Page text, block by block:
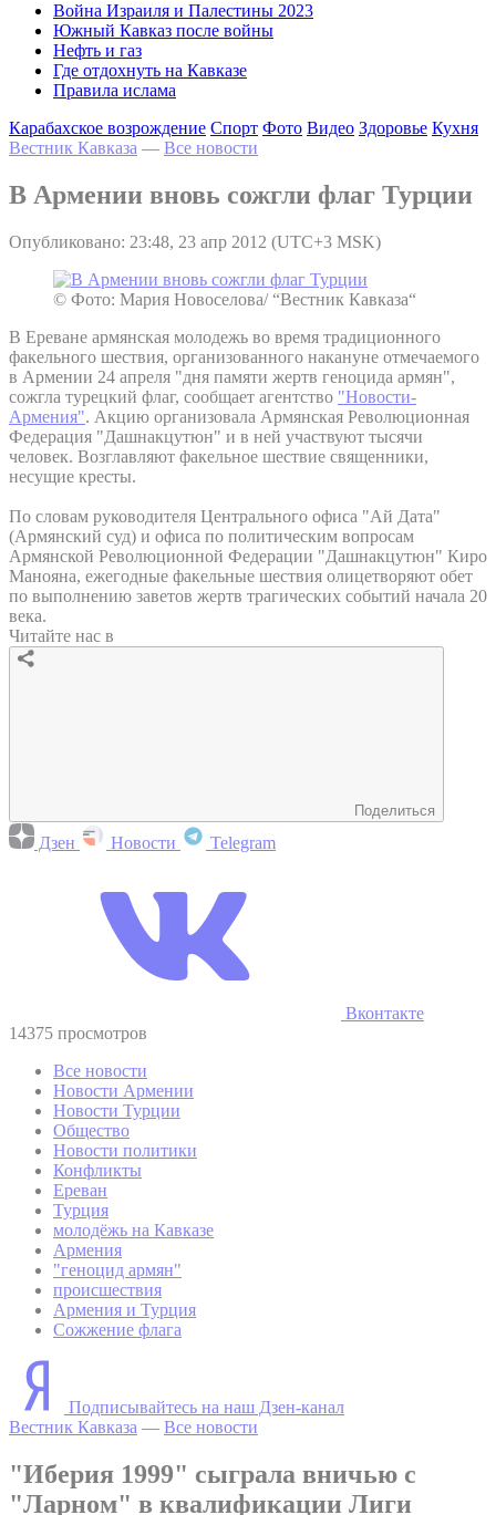
Война Израиля и Палестины 2023
Южный Кавказ после войны
Нефть и газ
Где отдохнуть на Кавказе
Правила ислама
Карабахское возрождение Спорт Фото Видео Здоровье Кухня
Вестник Кавказа — Все новости
В Армении вновь сожгли флаг Турции
Опубликовано: 23:48, 23 апр 2012 (UTC+3 MSK)
© Фото: Мария Новоселова/ “Вестник Кавказа“
В Ереване армянская молодежь во время традиционного
факельного шествия, организованного накануне отмечаемого
в Армении 24 апреля "дня памяти жертв геноцида армян",
сожгла турецкий флаг, сообщает агентство "Новости-
Армения". Акцию организовала Армянская Революционная
Федерация "Дашнакцутюн" и в ней участвуют тысячи
человек. Возглавляют факельное шествие священники,
несущие кресты.
По словам руководителя Центрального офиса "Ай Дата"
(Армянский суд) и офиса по политическим вопросам
Армянской Революционной Федерации "Дашнакцутюн" Киро
Манояна, ежегодные факельные шествия олицетворяют обет
по выполнению заветов жертв трагических событий начала 20
века.
Читайте нас в
Поделиться
Дзен Новости Telegram
Вконтакте
14375 просмотров
Все новости
Новости Армении
Новости Турции
Общество
Новости политики
Конфликты
Ереван
Турция
молодёжь на Кавказе
Армения
"геноцид армян"
происшествия
Армения и Турция
Сожжение флага
Подписывайтесь на наш Дзен-канал
Вестник Кавказа — Все новости
"Иберия 1999" сыграла вничью с
"Ларном" в квалификации Лиги